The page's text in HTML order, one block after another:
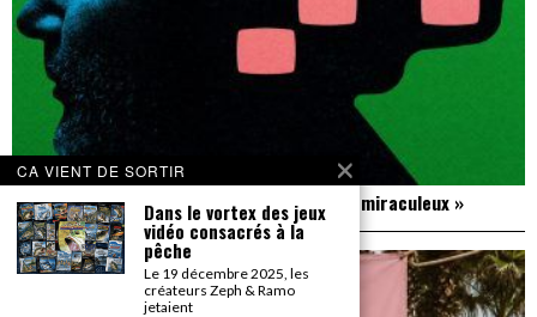
Gilb’R : « Être encore là 30 ans après, c’est miraculeux »
CA VIENT DE SORTIR
Dans le vortex des jeux
vidéo consacrés à la
pêche
Le 19 décembre 2025, les
créateurs Zeph & Ramo
jetaient